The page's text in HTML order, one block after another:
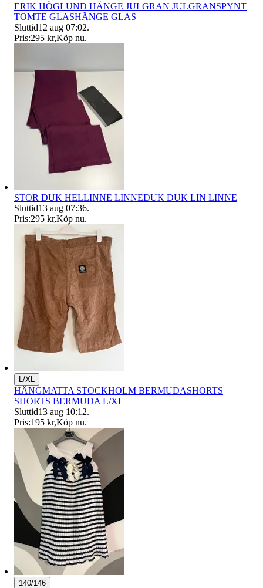
ERIK HÖGLUND HÄNGE JULGRAN JULGRANSPYNT
TOMTE GLASHÄNGE GLAS
Sluttid12 aug 07:02.
Pris:295 kr,Köp nu.
STOR DUK HELLINNE LINNEDUK DUK LIN LINNE
Sluttid13 aug 07:36.
Pris:295 kr,Köp nu.
L/XL
HÄNGMATTA STOCKHOLM BERMUDASHORTS
SHORTS BERMUDA L/XL
Sluttid13 aug 10:12.
Pris:195 kr,Köp nu.
140/146